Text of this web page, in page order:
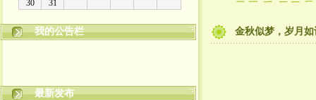
我的公告栏
嬉笑怒骂皆文章，酸甜苦辣铸人生
最新发布
金秋似梦，岁月